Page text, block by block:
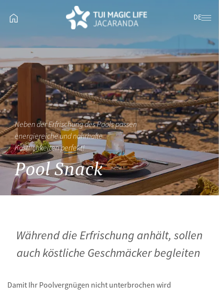
DE
Neben der Erfrischung des Pools passen
energiereiche und nahrhafte
Köstlichkeiten perfekt!
Pool Snack
Während die Erfrischung anhält, sollen
auch köstliche Geschmäcker begleiten
Damit Ihr Poolvergnügen nicht unterbrochen wird